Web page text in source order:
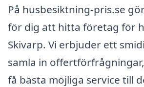
På husbesiktning-pris.se
för dig att hitta företag för
Skivarp. Vi erbjuder ett
samla in
få bästa möjliga service till